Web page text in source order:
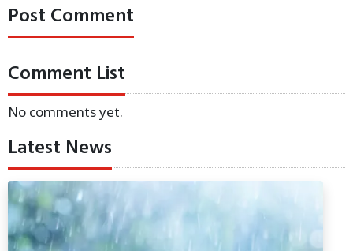
Post Comment
Comment List
No comments yet.
Latest News